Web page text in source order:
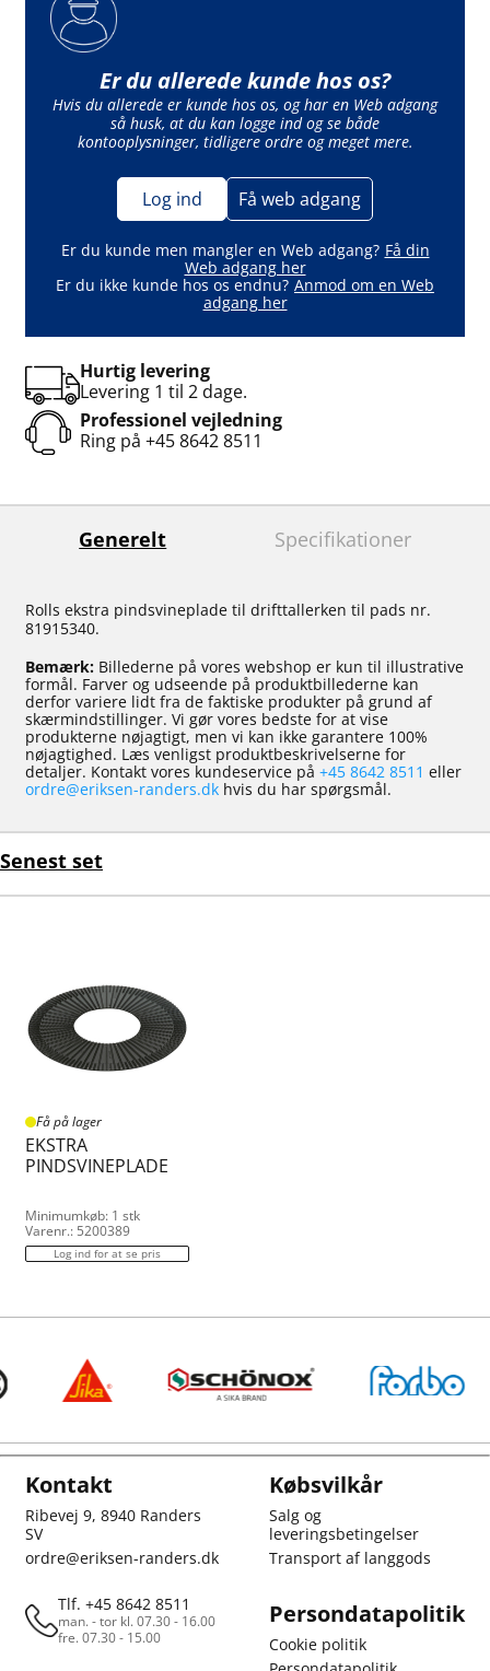
Er du allerede kunde hos os?
Hvis du allerede er kunde hos os, og har en Web adgang
så husk, at du kan logge ind og se både
kontooplysninger, tidligere ordre og meget mere.
Log ind Få web adgang
Er du kunde men mangler en Web adgang? Få din
Web adgang her
Er du ikke kunde hos os endnu? Anmod om en Web
adgang her
Hurtig levering
Levering 1 til 2 dage.
Professionel vejledning
Ring på +45 8642 8511
Generelt Specifikationer
Rolls ekstra pindsvineplade til drifttallerken til pads nr.
81915340.
Bemærk: Billederne på vores webshop er kun til illustrative
formål. Farver og udseende på produktbillederne kan
derfor variere lidt fra de faktiske produkter på grund af
skærmindstillinger. Vi gør vores bedste for at vise
produkterne nøjagtigt, men vi kan ikke garantere 100%
nøjagtighed. Læs venligst produktbeskrivelserne for
detaljer. Kontakt vores kundeservice på +45 8642 8511 eller
ordre@eriksen-randers.dk hvis du har spørgsmål.
Senest set
Få på lager
EKSTRA
PINDSVINEPLADE
Minimumkøb: 1 stk
Varenr.: 5200389
Log ind for at se pris
Kontakt
Ribevej 9, 8940 Randers
SV
ordre@eriksen-randers.dk
Tlf. +45 8642 8511
man. - tor kl. 07.30 - 16.00
fre. 07.30 - 15.00
Købsvilkår
Salg og
leveringsbetingelser
Transport af langgods
Persondatapolitik
Cookie politik